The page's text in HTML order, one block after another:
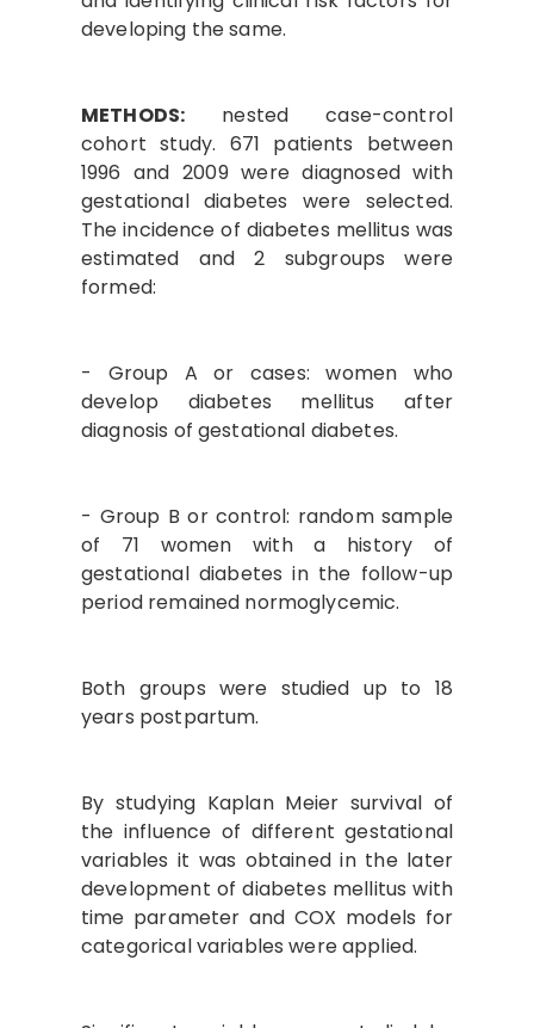
developing the same.
METHODS: nested case-control
cohort study. 671 patients between
1996 and 2009 were diagnosed with
gestational diabetes were selected.
The incidence of diabetes mellitus was
estimated and 2 subgroups were
formed:
- Group A or cases: women who
develop diabetes mellitus after
diagnosis of gestational diabetes.
- Group B or control: random sample
of 71 women with a history of
gestational diabetes in the follow-up
period remained normoglycemic.
Both groups were studied up to 18
years postpartum.
By studying Kaplan Meier survival of
the influence of different gestational
variables it was obtained in the later
development of diabetes mellitus with
time parameter and COX models for
categorical variables were applied.